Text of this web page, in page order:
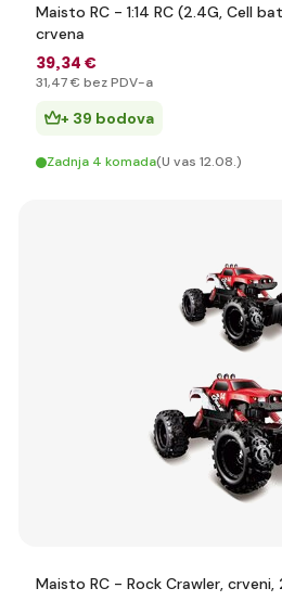
Maisto RC - 1:14 RC (2.4G, Cell
crvena
39,34 €
31,47 € bez PDV-a
+ 39 bodova
Zadnja 4 komada(U vas 12.08.)
Maisto RC - Rock Crawler, crveni,